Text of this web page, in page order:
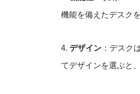
機能を備えたデスク
4. デザイン ：デスク
てデザインを選ぶと